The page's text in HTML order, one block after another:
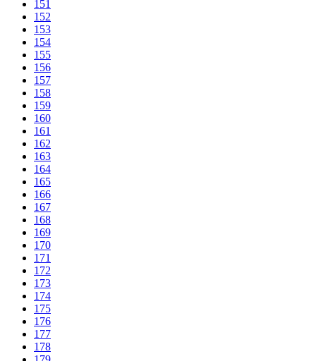
151
152
153
154
155
156
157
158
159
160
161
162
163
164
165
166
167
168
169
170
171
172
173
174
175
176
177
178